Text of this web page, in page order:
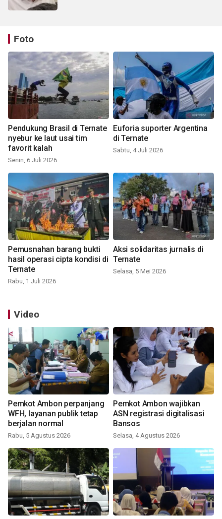
Foto
Pendukung Brasil di Ternate
nyebur ke laut usai tim
favorit kalah
Senin, 6 Juli 2026
Euforia suporter Argentina
di Ternate
Sabtu, 4 Juli 2026
Pemusnahan barang bukti
hasil operasi cipta kondisi di
Ternate
Rabu, 1 Juli 2026
Aksi solidaritas jurnalis di
Ternate
Selasa, 5 Mei 2026
Video
Pemkot Ambon perpanjang
WFH, layanan publik tetap
berjalan normal
Rabu, 5 Agustus 2026
Pemkot Ambon wajibkan
ASN registrasi digitalisasi
Bansos
Selasa, 4 Agustus 2026